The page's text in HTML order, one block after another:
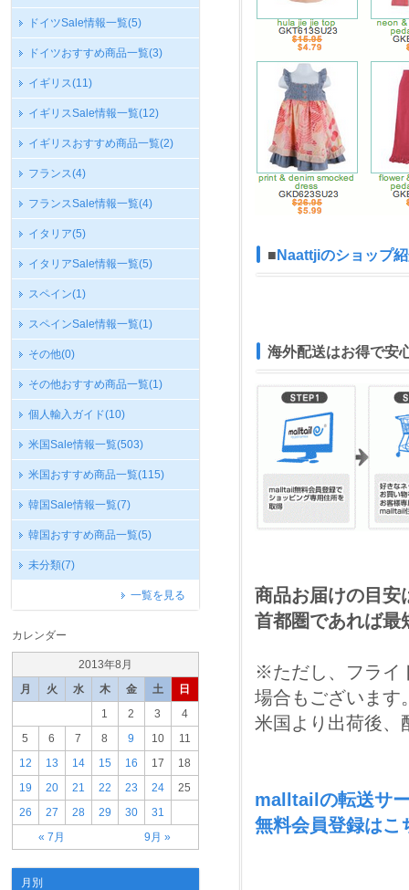
ドイツSale情報一覧(5)
ドイツおすすめ商品一覧(3)
イギリス(11)
イギリスSale情報一覧(12)
イギリスおすすめ商品一覧(2)
フランス(4)
フランスSale情報一覧(4)
イタリア(5)
イタリアSale情報一覧(5)
スペイン(1)
スペインSale情報一覧(1)
その他(0)
その他おすすめ商品一覧(1)
個人輸入ガイド(10)
米国Sale情報一覧(503)
米国おすすめ商品一覧(115)
韓国Sale情報一覧(7)
韓国おすすめ商品一覧(5)
未分類(7)
一覧を見る
カレンダー
2013年8月
月
火 水 木 金 土 日
« 7月 9月 »
1 2 3
4
5
6 7 8 9 10
11
12
13 14 15 16 17
18
19
20 21 22 23 24
25
26
27 28 29 30 31
月別
■ Naattjiのショップ
海外配送はお得で安
商品お届けの目
首都圏であれば最
※ただし、フライ
場合もございます
米国より出荷後、
malltailの転送サ
無料会員登録はこ